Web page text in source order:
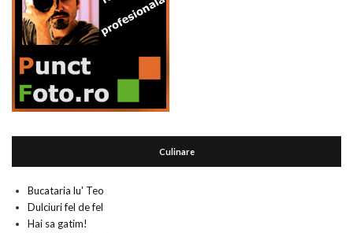
Culinare
Bucataria lu' Teo
Dulciuri fel de fel
Hai sa gatim!